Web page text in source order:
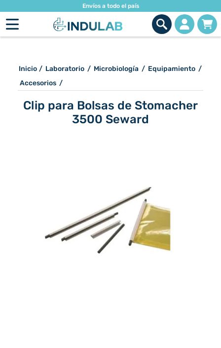
Envíos a todo el país
Inicio / Laboratorio / Microbiología / Equipamiento /
Accesorios /
Clip para Bolsas de Stomacher
3500 Seward